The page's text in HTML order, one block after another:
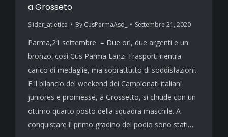
a Grosseto
Slider_atletica By CusParmaAsd_ Settembre 21, 2020
Parma,21 settembre – Due ori, due argenti e un
bronzo: così Cus Parma Lanzi Trasporti rientra
carico di medaglie, ma soprattutto di soddisfazioni.
E il bilancio del weekend dei Campionati italiani
juniores e promesse, a Grossetto, si chiude con un
ottimo quarto posto della squadra maschile. A
conquistare il primo gradino del podio sono stati…